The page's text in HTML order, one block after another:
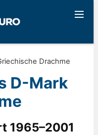
Drachme
D-Mark
1965–2001